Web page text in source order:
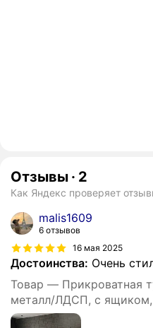
Отзывы · 2
Как Яндекс проверяет
malis1609
6 отзывов
16 мая 2025
Достоинства: Очень
Товар — Прикроватная
металл/ЛДСП, с ящиком,